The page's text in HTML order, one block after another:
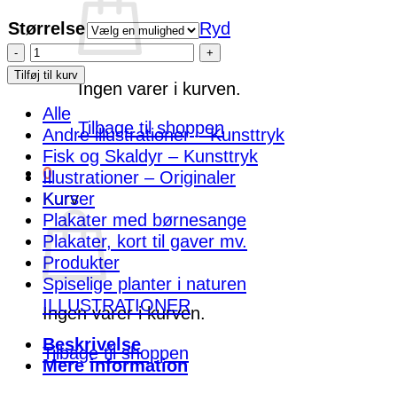
Ingen varer i kurven.
Tilbage til shoppen
0
Kurv
Ingen varer i kurven.
Tilbage til shoppen
Størrelse
Ryd
Persille
antal
Tilføj til kurv
Alle
Andre illustrationer – Kunsttryk
Fisk og Skaldyr – Kunsttryk
Illustrationer – Originaler
Kurser
Plakater med børnesange
Plakater, kort til gaver mv.
Produkter
Spiselige planter i naturen
ILLUSTRATIONER
Beskrivelse
Mere information